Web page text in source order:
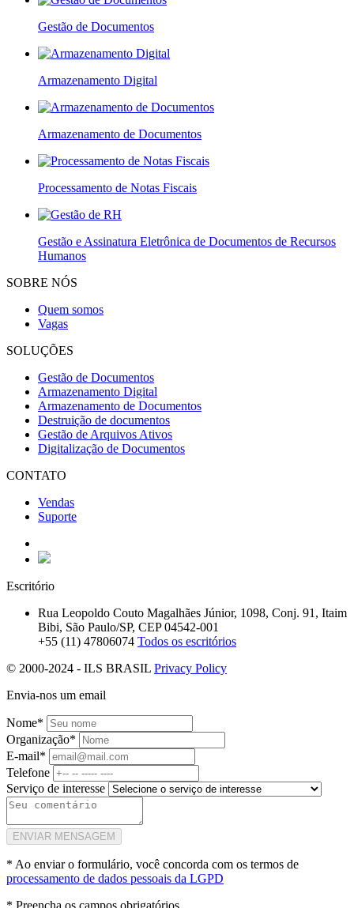
Gestão de Documentos
Armazenamento Digital
Armazenamento de Documentos
Processamento de Notas Fiscais
Gestão e Assinatura Eletrônica de Documentos de Recursos
Humanos
SOBRE NÓS
Quem somos
Vagas
SOLUÇÕES
Gestão de Documentos
Armazenamento Digital
Armazenamento de Documentos
Destruição de documentos
Gestão de Arquivos Ativos
Digitalização de Documentos
CONTATO
Vendas
Suporte
Escritório
Rua Leopoldo Couto Magalhães Júnior, 1098, Conj. 91, Itaim
Bibi, São Paulo/SP, CEP 04542-001
+55 (11) 47806074 Todos os escritórios
© 2000-2024 - ILS BRASIL Privacy Policy
Envia-nos um email
Nome*
Organização*
E-mail*
Telefone
Serviço de interesse
ENVIAR MENSAGEM
* Ao enviar o formulário, você concorda com os termos de
processamento de dados pessoais da LGPD
* Preencha os campos obrigatórios